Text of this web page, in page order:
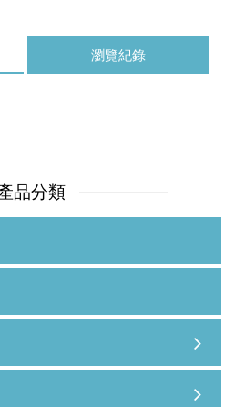
瀏覽紀錄
品分類